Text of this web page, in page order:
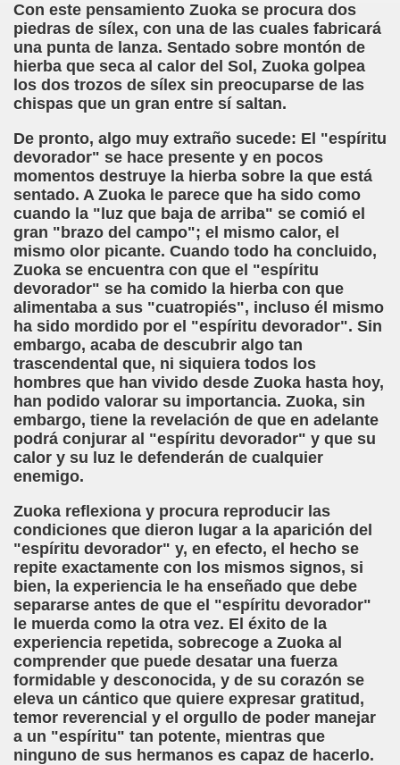
Con este pensamiento Zuoka se procura dos
piedras de sílex, con una de las cuales fabricará
una punta de lanza. Sentado sobre montón de
hierba que seca al calor del Sol, Zuoka golpea
los dos trozos de sílex sin preocuparse de las
chispas que un gran entre sí saltan.
De pronto, algo muy extraño sucede: El "espíritu
devorador" se hace presente y en pocos
momentos destruye la hierba sobre la que está
sentado. A Zuoka le parece que ha sido como
cuando la "luz que baja de arriba" se comió el
gran "brazo del campo"; el mismo calor, el
mismo olor picante. Cuando todo ha concluido,
Zuoka se encuentra con que el "espíritu
devorador" se ha comido la hierba con que
alimentaba a sus "cuatropiés", incluso él mismo
ha sido mordido por el "espíritu devorador". Sin
embargo, acaba de descubrir algo tan
trascendental que, ni siquiera todos los
hombres que han vivido desde Zuoka hasta hoy,
han podido valorar su importancia. Zuoka, sin
embargo, tiene la revelación de que en adelante
podrá conjurar al "espíritu devorador" y que su
calor y su luz le defenderán de cualquier
enemigo.
Zuoka reflexiona y procura reproducir las
condiciones que dieron lugar a la aparición del
"espíritu devorador" y, en efecto, el hecho se
repite exactamente con los mismos signos, si
bien, la experiencia le ha enseñado que debe
separarse antes de que el "espíritu devorador"
le muerda como la otra vez. El éxito de la
experiencia repetida, sobrecoge a Zuoka al
comprender que puede desatar una fuerza
formidable y desconocida, y de su corazón se
eleva un cántico que quiere expresar gratitud,
temor reverencial y el orgullo de poder manejar
a un "espíritu" tan potente, mientras que
ninguno de sus hermanos es capaz de hacerlo.